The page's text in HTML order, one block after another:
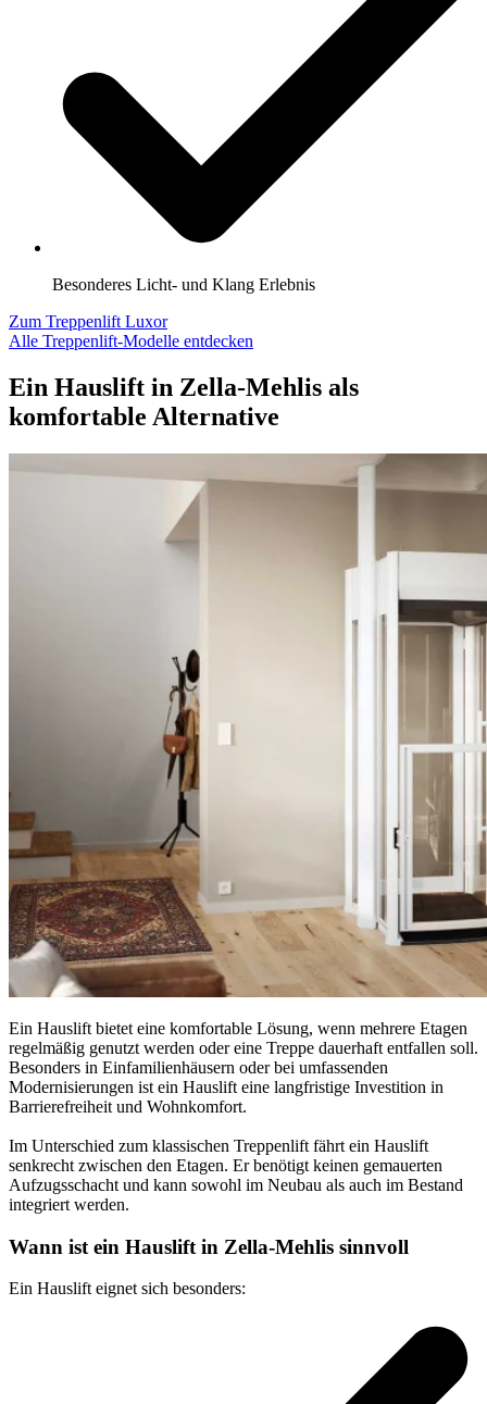
Besonderes Licht- und Klang Erlebnis
Zum Treppenlift Luxor
Alle Treppenlift-Modelle entdecken
Ein Hauslift in Zella-Mehlis als
komfortable Alternative
Ein Hauslift bietet eine komfortable Lösung, wenn mehrere Etagen
regelmäßig genutzt werden oder eine Treppe dauerhaft entfallen soll.
Besonders in Einfamilienhäusern oder bei umfassenden
Modernisierungen ist ein Hauslift eine langfristige Investition in
Barrierefreiheit und Wohnkomfort.
Im Unterschied zum klassischen Treppenlift fährt ein Hauslift
senkrecht zwischen den Etagen. Er benötigt keinen gemauerten
Aufzugsschacht und kann sowohl im Neubau als auch im Bestand
integriert werden.
Wann ist ein Hauslift in Zella-Mehlis sinnvoll
Ein Hauslift eignet sich besonders: